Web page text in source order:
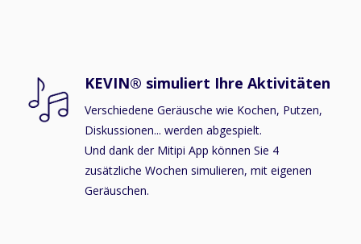
KEVIN® simuliert Ihre Aktivitäten
Verschiedene Geräusche wie Kochen, Putzen,
Diskussionen... werden abgespielt.
Und dank der Mitipi App können Sie 4
zusätzliche Wochen simulieren, mit eigenen
Geräuschen.